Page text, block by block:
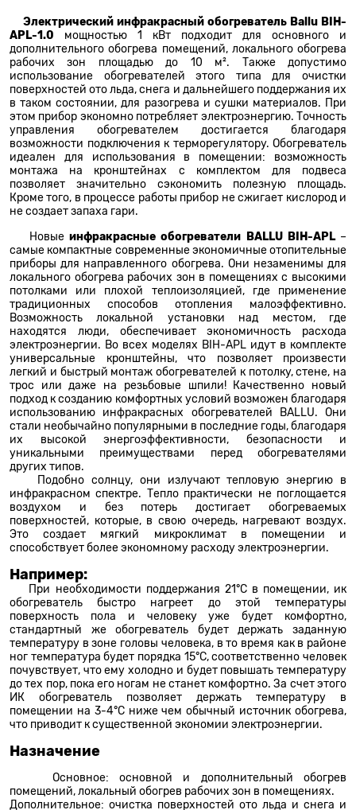
Электрический инфракрасный обогреватель Ballu BIH-
APL-1.0 мощностью 1 кВт подходит для основного и
дополнительного обогрева помещений, локального обогрева
рабочих зон площадью до 10 м². Также допустимо
использование обогревателей этого типа для очистки
поверхностей ото льда, снега и дальнейшего поддержания их
в таком состоянии, для разогрева и сушки материалов. При
этом прибор экономно потребляет электроэнергию. Точность
управления обогревателем достигается благодаря
возможности подключения к терморегулятору. Обогреватель
идеален для использования в помещении: возможность
монтажа на кронштейнах с комплектом для подвеса
позволяет значительно сэкономить полезную площадь.
Кроме того, в процессе работы прибор не сжигает кислород и
не создает запаха гари.
Новыеинфракрасные обогреватели BALLU BIH-APL–
самые компактные современные экономичные отопительные
приборы для направленного обогрева. Они незаменимы для
локального обогрева рабочих зон в помещениях с высокими
потолками или плохой теплоизоляцией, где применение
традиционных способов отопления малоэффективно.
Возможность локальной установки над местом, где
находятся люди, обеспечивает экономичность расхода
электроэнергии. Во всех моделях BIH-APL идут в комплекте
универсальные кронштейны, что позволяет произвести
легкий и быстрый монтаж обогревателей к потолку, стене, на
трос или даже на резьбовые шпили! Качественно новый
подход к созданию комфортных условий возможен благодаря
использованию инфракрасных обогревателей BALLU. Они
стали необычайно популярными в последние годы, благодаря
их высокой энергоэффективности, безопасности и
уникальными преимуществами перед обогревателями
других типов.
Подобно солнцу, они излучают тепловую энергию в
инфракрасном спектре. Тепло практически не поглощается
воздухом и без потерь достигает обогреваемых
поверхностей, которые, в свою очередь, нагревают воздух.
Это создает мягкий микроклимат в помещении и
способствует более экономному расходу электроэнергии.
Например:
При необходимости поддержания 21°С в помещении, ик
обогреватель быстро нагреет до этой температуры
поверхность пола и человеку уже будет комфортно,
стандартный же обогреватель будет держать заданную
температуру в зоне головы человека, в то время как в районе
ног температура будет порядка 15°С, соответственно человек
почувствует, что ему холодно и будет повышать температуру
до тех пор, пока его ногам не станет комфортно. За счет этого
ИК обогреватель позволяет держать температуру в
помещении на 3-4°С ниже чем обычный источник обогрева,
что приводит к существенной экономии электроэнергии.
Назначение
Основное: основной и дополнительный обогрев
помещений, локальный обогрев рабочих зон в помещениях.
Дополнительное: очистка поверхностей ото льда и снега и